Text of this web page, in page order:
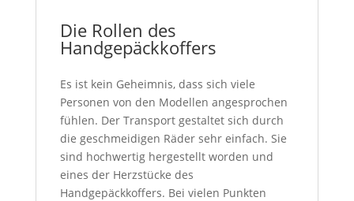
Die Rollen des
Handgepäckkoffers
Es ist kein Geheimnis, dass sich viele
Personen von den Modellen angesprochen
fühlen. Der Transport gestaltet sich durch
die geschmeidigen Räder sehr einfach. Sie
sind hochwertig hergestellt worden und
eines der Herzstücke des
Handgepäckkoffers. Bei vielen Punkten